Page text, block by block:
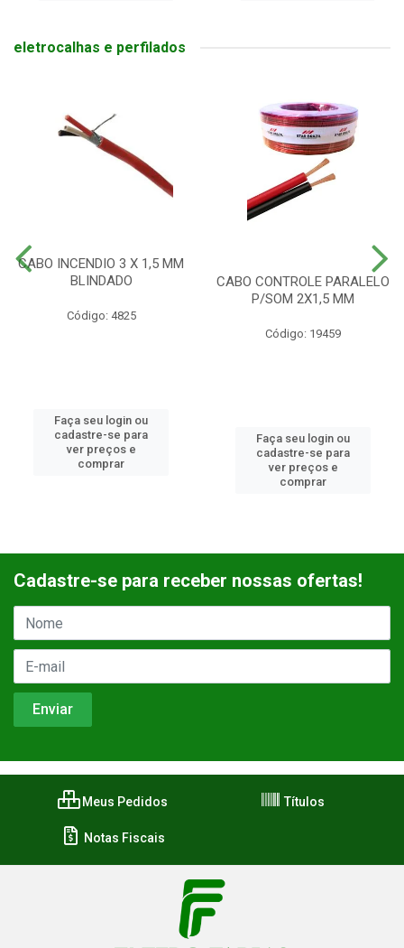
eletrocalhas e perfilados
CABO INCENDIO 3 X 1,5 MM
BLINDADO
Código: 4825
Faça seu login ou
cadastre-se para
ver preços e
comprar
CABO CONTROLE PARALELO
P/SOM 2X1,5 MM
Código: 19459
Faça seu login ou
cadastre-se para
ver preços e
comprar
Cadastre-se para receber nossas ofertas!
Meus Pedidos Títulos
Notas Fiscais